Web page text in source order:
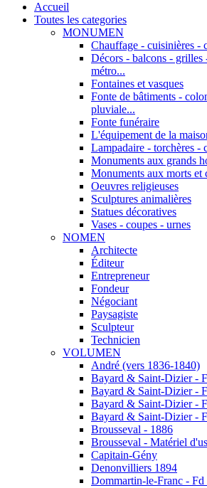
Accueil
Toutes les categories
MONUMEN
Chauffage - cuisinières -
Décors - balcons - grilles
métro...
Fontaines et vasques
Fonte de bâtiments -
pluviale...
Fonte funéraire
L'équipement de la
Lampadaire - torchères -
Monuments aux grands
Monuments aux morts et
Oeuvres religieuses
Sculptures animalières
Statues décoratives
Vases - coupes - urnes
NOMEN
Architecte
Éditeur
Entrepreneur
Fondeur
Négociant
Paysagiste
Sculpteur
Technicien
VOLUMEN
André (vers 1836-1840)
Bayard & Saint-Dizier -
Bayard & Saint-Dizier -
Bayard & Saint-Dizier -
Bayard & Saint-Dizier -
Brousseval - 1886
Brousseval - Matériel
Capitain-Gény
Denonvilliers 1894
Dommartin-le-Franc -